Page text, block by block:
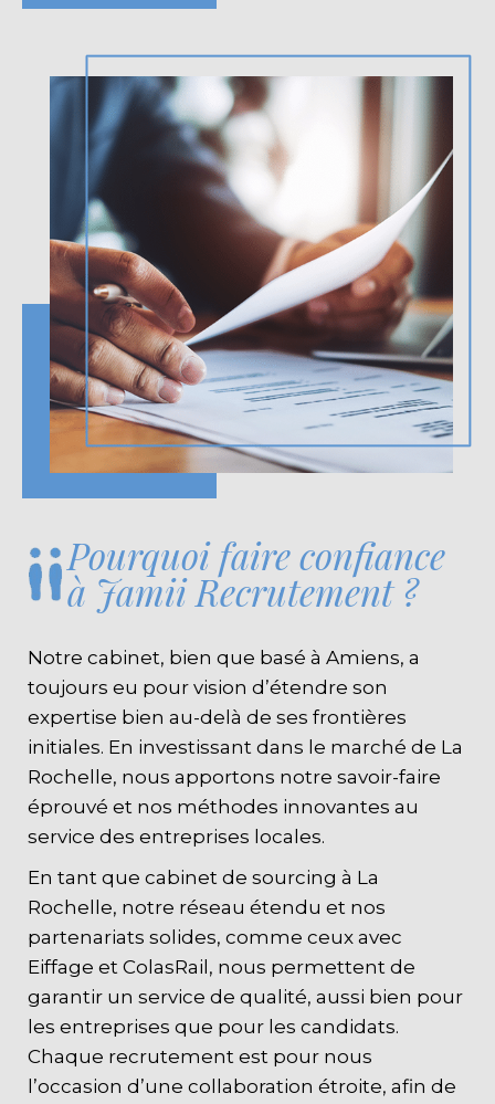
Pourquoi faire confiance
à Jamii Recrutement ?
Notre cabinet, bien que basé à Amiens, a
toujours eu pour vision d’étendre son
expertise bien au-delà de ses frontières
initiales. En investissant dans le marché de La
Rochelle, nous apportons notre savoir-faire
éprouvé et nos méthodes innovantes au
service des entreprises locales.
En tant que cabinet de sourcing à La
Rochelle, notre réseau étendu et nos
partenariats solides, comme ceux avec
Eiffage et ColasRail, nous permettent de
garantir un service de qualité, aussi bien pour
les entreprises que pour les candidats.
Chaque recrutement est pour nous
l’occasion d’une collaboration étroite, afin de